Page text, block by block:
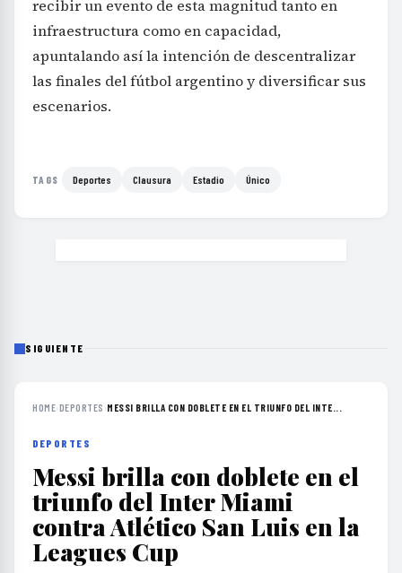
recibir un evento de esta magnitud tanto en
infraestructura como en capacidad,
apuntalando así la intención de descentralizar
las finales del fútbol argentino y diversificar sus
escenarios.
TAGS Deportes Clausura Estadio Único
SIGUIENTE
HOME›DEPORTES ›MESSI BRILLA CON DOBLETE EN EL TRIUNFO DEL INTE...
DEPORTES
Messi brilla con doblete en el
triunfo del Inter Miami
contra Atlético San Luis en la
Leagues Cup